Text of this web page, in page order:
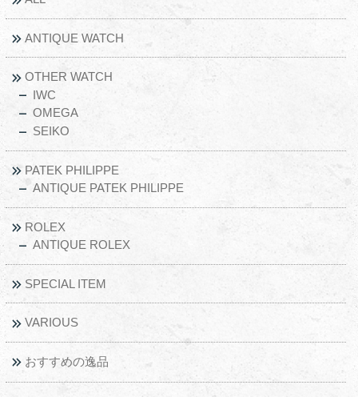
ANTIQUE WATCH
OTHER WATCH
IWC
OMEGA
SEIKO
PATEK PHILIPPE
ANTIQUE PATEK PHILIPPE
ROLEX
ANTIQUE ROLEX
SPECIAL ITEM
VARIOUS
おすすめの逸品